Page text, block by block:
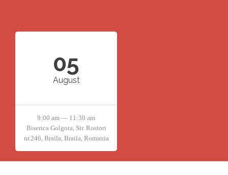
05
August
9:00 am — 11:30 am
Biserica Golgota, Str. Rosiori
nr.246, Braila, Braila, Romania